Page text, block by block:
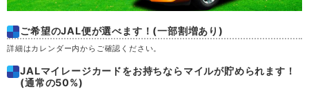
木 27
金 28
土 29
ご希望のJAL便が選べます！(一部割増あり)
詳細はカレンダー内からご確認ください。
JALマイレージカードをお持ちならマイルが貯められます！
(通常の50%)